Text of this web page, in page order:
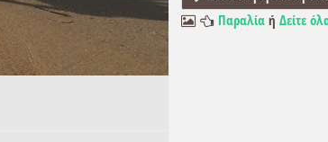
Παραλίαή Δείτε